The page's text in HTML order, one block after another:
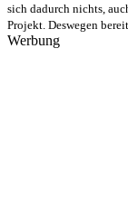
sich dadurch nichts,
Projekt. Deswegen
Werbung